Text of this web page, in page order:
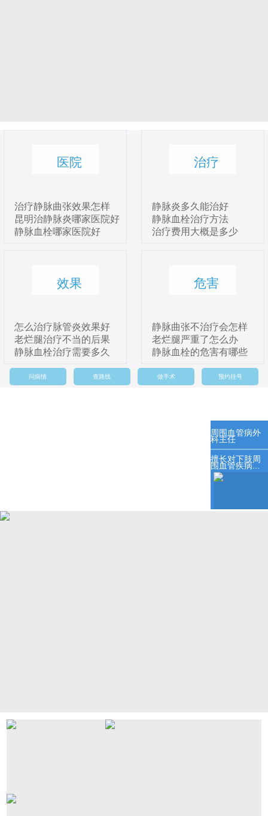
医院
治疗静脉曲张效果怎样
昆明治静脉炎哪家医院好
静脉血栓哪家医院好
治疗
静脉炎多久能治好
静脉血栓治疗方法
治疗费用大概是多少
效果
怎么治疗脉管炎效果好
老烂腿治疗不当的后果
静脉血栓治疗需要多久
危害
静脉曲张不治疗会怎样
老烂腿严重了怎么办
静脉血栓的危害有哪些
问病情 查路线 做手术 预约挂号
周围血管病外
科主任
擅长对下肢周
围血管疾病...